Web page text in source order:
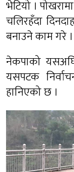
भेटियो ।
चलिरहँदा
बनाउने काम गरे ।
नेकपाको
यसपटक
हानिएको छ ।